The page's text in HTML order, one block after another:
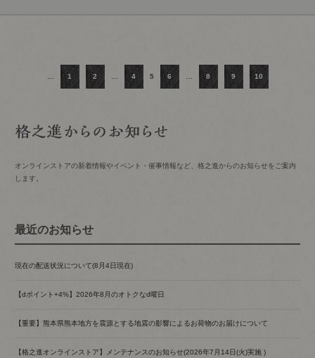
1 2 4 5 6 8 9 10
オンラインストアの新着情報やイベント・催事情報など、格之進からのお知らせをご案内
します。
最近のお知らせ
現在の配送状況について(8月4日現在)
【dポイント+4%】2026年8月のオトクなd曜日
【重要】熊本県熊本地方を震源とする地震の影響によるお荷物のお届けについて
【格之進オンラインストア】メンテナンスのお知らせ(2026年7月14日(火)実施 )